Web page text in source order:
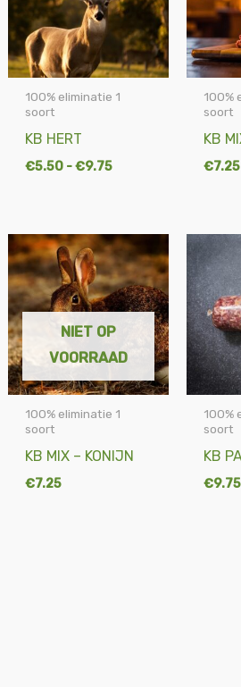
100% eliminatie 1
soort
KB HERT
€5.50 -€9.75
100%
soort
KB
€7.25
NIET OP
VOORRAAD
100% eliminatie 1
soort
KB MIX – KONIJN
€7.25
100%
soort
KB
€9.75